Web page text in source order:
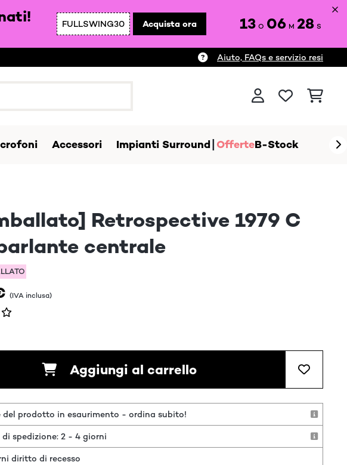
FULLSWING30 Acquista ora 13 O 06 M 26 S
Aiuto, FAQs e servizio resi
Accessori Impianti Surround OfferteB-Stock
Retrospective 1979 C
centrale
(IVA inclusa)
Aggiungi al carrello
del prodotto in esaurimento - ordina subito!
di spedizione: 2 - 4 giorni
diritto di recesso